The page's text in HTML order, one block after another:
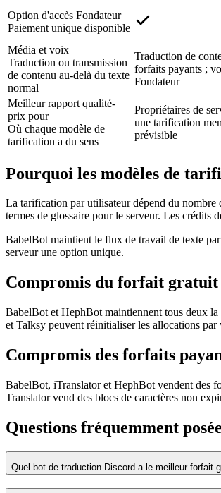
Option d'accès Fondateur
Paiement unique disponible
Média et voix
Traduction ou transmission
de contenu au-delà du texte
normal
Traduction de
forfaits payants ;
Fondateur
Meilleur rapport qualité-
prix pour
Où chaque modèle de
tarification a du sens
Propriétaires de
une tarification
prévisible
Pourquoi les modèles de
La tarification par utilisateur dépend du nombre
termes de glossaire pour le serveur. Les crédits
BabelBot maintient le flux de travail de texte
serveur une option unique.
Compromis du forfait gratuit
BabelBot et HephBot maintiennent tous deux
et Talksy peuvent réinitialiser les allocations
Compromis des forfaits
BabelBot, iTranslator et HephBot vendent des
Translator vend des blocs de caractères non
Questions fréquemment
Quel bot de traduction Discord a le meilleur forfait